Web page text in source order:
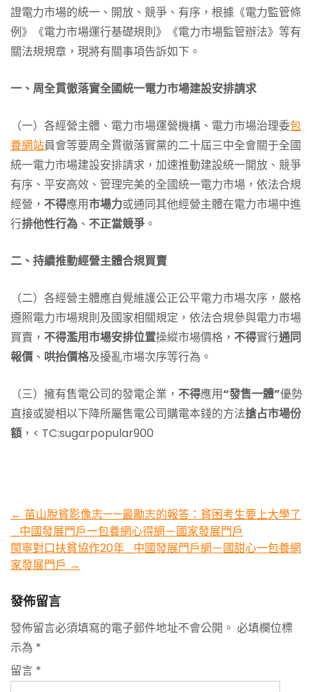
證電力市場的統一、開放、競爭、有序，根據《電力監管條
例》《電力市場運行基礎規則》《電力市場監管辦法》等有
關法規規章，現將有關事項告訴如下。
一、周全貫徹落實全國統一電力市場建設安排請求
（一）各經營主體、電力市場運營機構、電力市場治理委包
養網站員會等要周全貫徹落實黨的二十屆三中全會關于全國
統一電力市場建設安排請求，加速推動建設統一開放、競爭
有序、平安高效、管理完美的全國統一電力市場，依法合規
經營， 不得應用市場力或通同其他經營主體在電力市場中進
行排他性行為 、 不正當競爭 。
二、持續推動經營主體合規買賣
（二）各經營主體應自覺維護公正公平電力市場次序，嚴格
遵照電力市場規則及國家相關規定，依法合規參與電力市場
買賣， 不得濫用市場安排位置操縱市場價格， 不得實行通同
報價 、 哄抬價格及擾亂市場次序等行為。
（三）擁有售電公司的發電企業， 不得應用“發售一體”優勢
直接或變相以下降所屬售電公司購電本錢的方法搶占市場份
額 ，< TC:sugarpopular900
Post
navigation
← 苗山脫貧影像志——最勵志的報答：貧困考生要上大學了
_中國發展門戶一包養網心得網－國家發展門戶
閩寧對口扶貧協作20年_中國發展門戶網－國甜心一包養網
家發展門戶 →
發佈留言
發佈留言必須填寫的電子郵件地址不會公開。 必填欄位標
示為 *
留言 *